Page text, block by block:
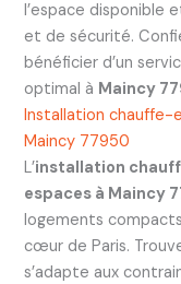
l’espace disponible
et de sécurité.
bénéficier d’un
optimal à Maincy
Installation chauffe-
Maincy 77950
L’installation
espaces à Maincy
logements
cœur de Paris.
s’adapte aux